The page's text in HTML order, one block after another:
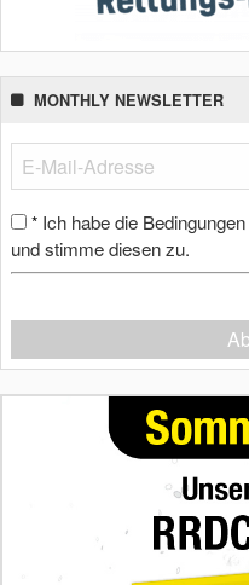
MONTHLY NEWSLETTER
* Ich habe die
und stimme diesen zu.